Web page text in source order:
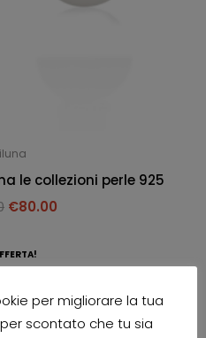
le collezioni perle 925
€80.00
per migliorare la tua
scontato che tu sia